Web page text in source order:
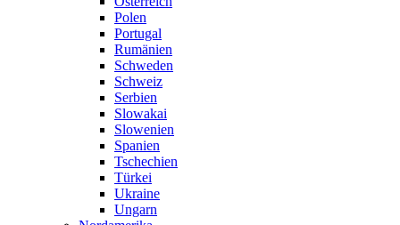
Polen
Portugal
Rumänien
Schweden
Schweiz
Serbien
Slowakai
Slowenien
Spanien
Tschechien
Türkei
Ukraine
Ungarn